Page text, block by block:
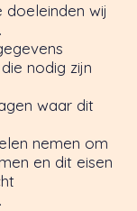
wij
nodig zijn
waar dit
nemen om
en dit eisen